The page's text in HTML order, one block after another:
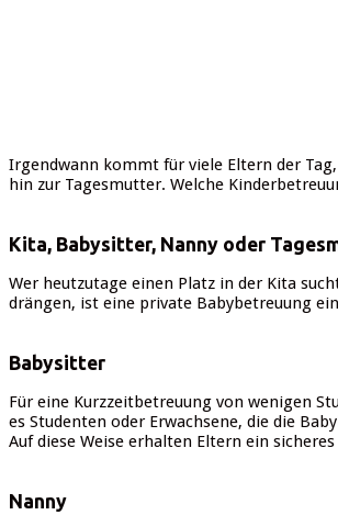
Irgendwann kommt für viele Eltern der
hin zur Tagesmutter. Welche
Kita, Babysitter, Nanny oder
Wer heutzutage einen Platz in der Kita
drängen, ist eine private Babybetreuung
Babysitter
Für eine Kurzzeitbetreuung von wenigen
es Studenten oder Erwachsene, die die
Auf diese Weise erhalten Eltern ein
Nanny